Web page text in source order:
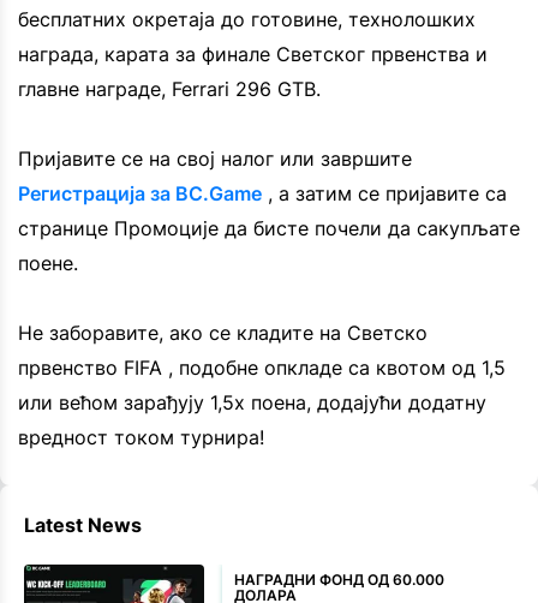
бесплатних окретаја до готовине, технолошких
награда, карата за финале Светског првенства и
главне награде, Ferrari 296 GTB.
Пријавите се на свој налог или завршите
Регистрација за BC.Game , а затим се пријавите са
странице Промоције да бисте почели да сакупљате
поене.
Не заборавите, ако се кладите на Светско
првенство FIFA , подобне опкладе са квотом од 1,5
или већом зарађују 1,5x поена, додајући додатну
вредност током турнира!
Latest News
НАГРАДНИ ФОНД ОД 60.000
ДОЛАРА